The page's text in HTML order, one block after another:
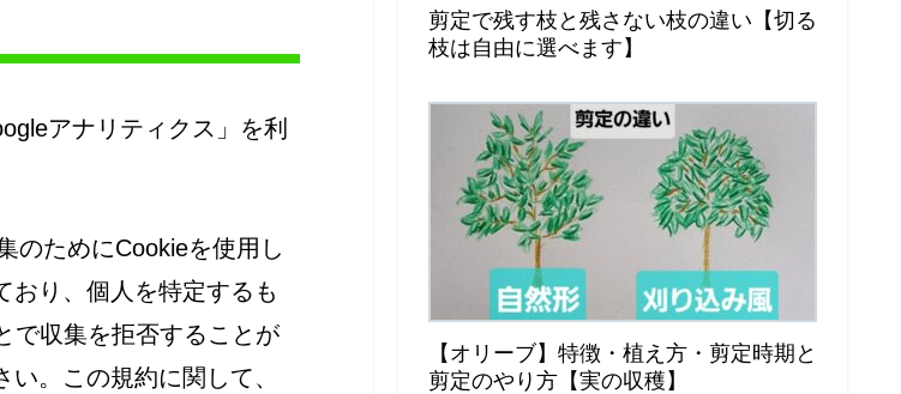
アナリティクス」を利
のためにCookieを使用し
おり、個人を特定するも
で収集を拒否することが
。この規約に関して、
剪定で残す枝と残さない枝の違い【切る
枝は自由に選べます】
【オリーブ】特徴・植え方・剪定時期と
剪定のやり方【実の収穫】